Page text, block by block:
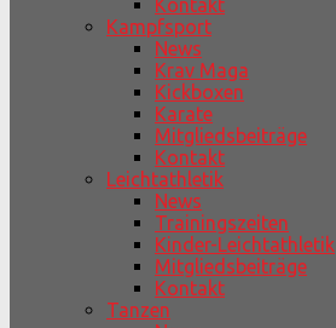
Kontakt
Kampfsport
News
Krav Maga
Kickboxen
Karate
Mitgliedsbeiträge
Kontakt
Leichtathletik
News
Trainingszeiten
Kinder-Leichtathletik
Mitgliedsbeiträge
Kontakt
Tanzen